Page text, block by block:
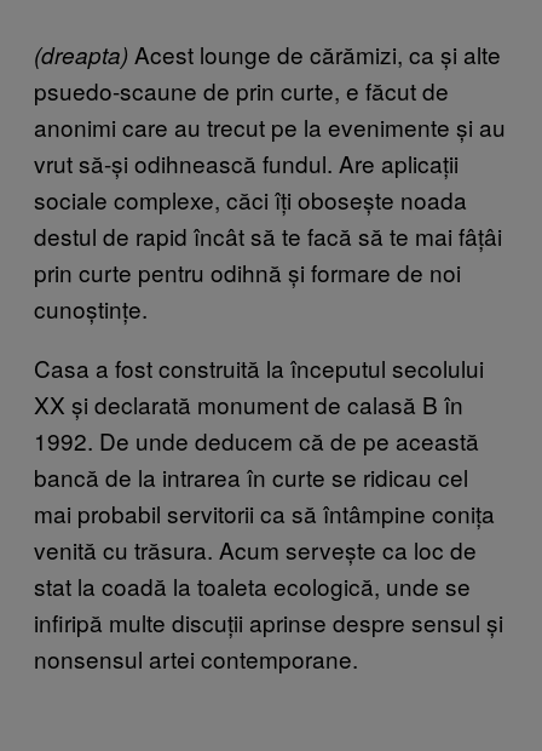
(dreapta) Acest lounge de cărămizi, ca și alte
psuedo-scaune de prin curte, e făcut de
anonimi care au trecut pe la evenimente și au
vrut să-și odihnească fundul. Are aplicații
sociale complexe, căci îți obosește noada
destul de rapid încât să te facă să te mai fâțâi
prin curte pentru odihnă și formare de noi
cunoștințe.
Casa a fost construită la începutul secolului
XX și declarată monument de calasă B în
1992. De unde deducem că de pe această
bancă de la intrarea în curte se ridicau cel
mai probabil servitorii ca să întâmpine conița
venită cu trăsura. Acum servește ca loc de
stat la coadă la toaleta ecologică, unde se
infiripă multe discuții aprinse despre sensul și
nonsensul artei contemporane.